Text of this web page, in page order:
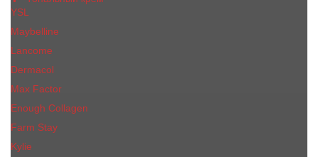
YSL
Maybelline
Lancome
Dermacol
Max Factor
Enough Collagen
Farm Stay
Kylie